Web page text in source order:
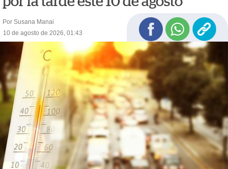
Por Susana Manai
10 de agosto de 2026, 01:43